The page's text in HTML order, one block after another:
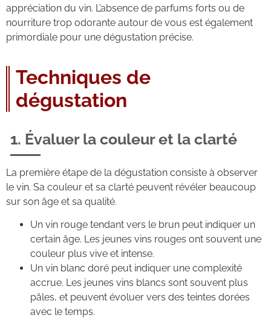
appréciation du vin. L’absence de parfums forts ou de
nourriture trop odorante autour de vous est également
primordiale pour une dégustation précise.
Techniques de
dégustation
1. Évaluer la couleur et la clarté
La première étape de la dégustation consiste à observer
le vin. Sa couleur et sa clarté peuvent révéler beaucoup
sur son âge et sa qualité.
Un vin rouge tendant vers le brun peut indiquer un
certain âge. Les jeunes vins rouges ont souvent une
couleur plus vive et intense.
Un vin blanc doré peut indiquer une complexité
accrue. Les jeunes vins blancs sont souvent plus
pâles, et peuvent évoluer vers des teintes dorées
avec le temps.